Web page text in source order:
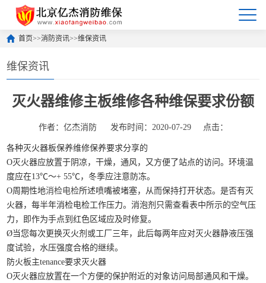
首页>>消防资讯>>维保资讯
维保资讯
灭火器维修主板维修各种维保要求份额
作者：亿杰消防 发布时间：2020-07-29 点击：
各种灭火器板保养维修保养要求分享的
O灭火器应放置于阴凉，干燥，通风，又方便了站点的访问。环境温
度应在13℃〜+ 55℃，冬季应注意防冻。
O周期性地消检电检所述喷嘴被堵塞，从而保持打开状态。是否有灭
火器，每半年消检电检工作压力。消泡剂只需查看表中所示的空气压
力，即​​作为手点到红色区域应及时修复。
Ø当您每次更换灭火剂或工厂三年，此后每两年应对灭火器静液压强
度试验，水压强度合格的继续。
防火板主tenance要求灭火器
O灭火器应放置在一个方便的保护附近的对象访问局部通风和干燥。